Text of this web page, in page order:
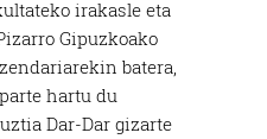
irakasle eta
Gipuzkoako
batera,
hartu du
Dar-Dar gizarte